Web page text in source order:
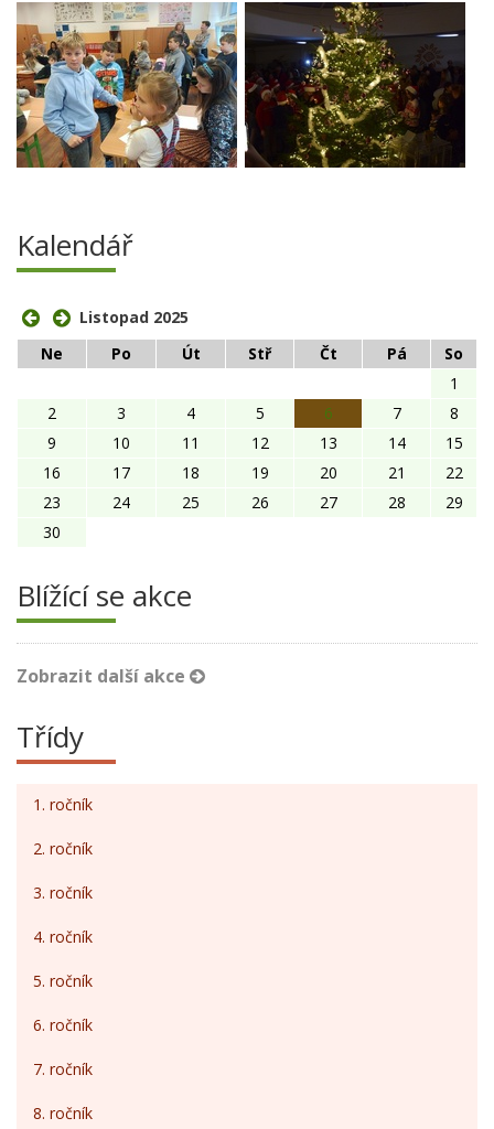
Kalendář
Listopad 2025
Ne
Po Út Stř Čt Pá
So
1
2
3 4 5 6 7
8
9
10 11 12 13 14
15
16
17 18 19 20 21
22
23
24 25 26 27 28
29
30
Blížící se akce
Zobrazit další akce
Třídy
1. ročník
2. ročník
3. ročník
4. ročník
5. ročník
6. ročník
7. ročník
8. ročník